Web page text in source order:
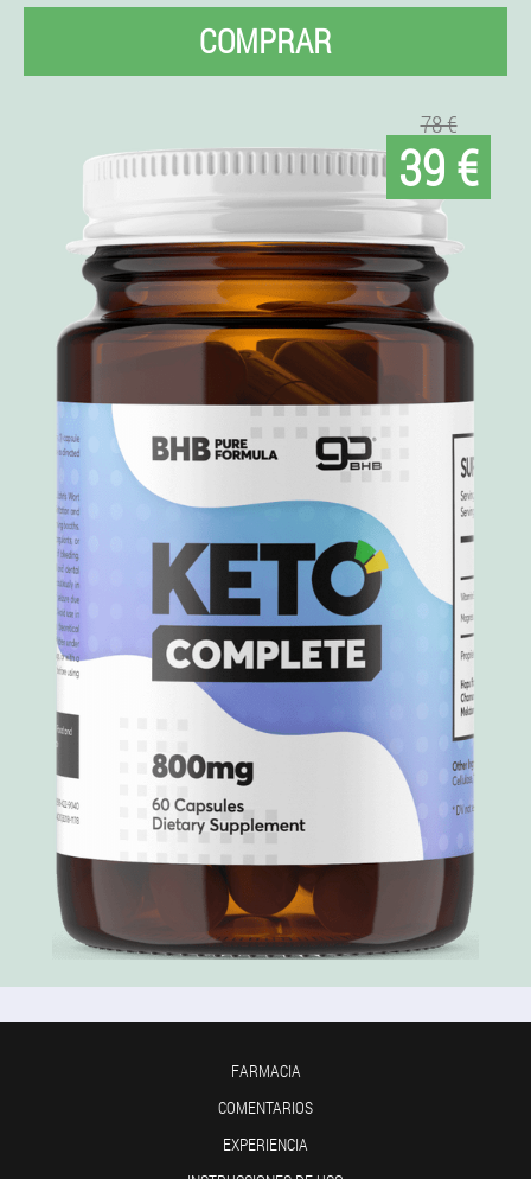
COMPRAR
78 €
39 €
FARMACIA
COMENTARIOS
EXPERIENCIA